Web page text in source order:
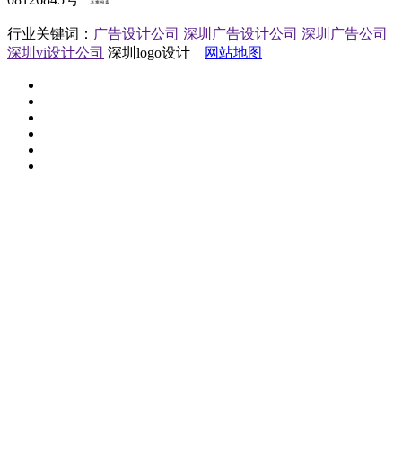
行业关键词： 广告设计公司 深圳广告设计公司 深圳广告公司
深圳vi设计公司 深圳logo设计 网站地图